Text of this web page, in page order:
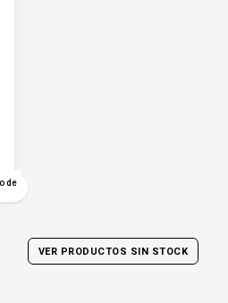
de
VER PRODUCTOS SIN STOCK